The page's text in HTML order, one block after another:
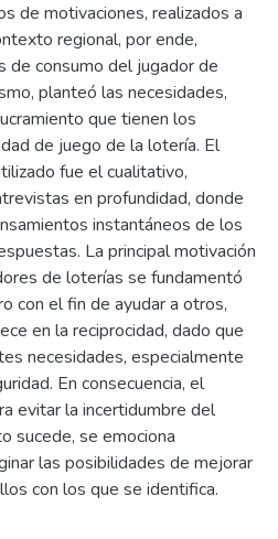
de motivaciones, realizados a
regional, por ende,
consumo del jugador de
planteó las necesidades,
que tienen los
de juego de la lotería. El
fue el cualitativo,
en profundidad, donde
instantáneos de los
La principal motivación
de loterías se fundamentó
con el fin de ayudar a otros,
en la reciprocidad, dado que
necesidades, especialmente
En consecuencia, el
evitar la incertidumbre del
sucede, se emociona
las posibilidades de mejorar
con los que se identifica.